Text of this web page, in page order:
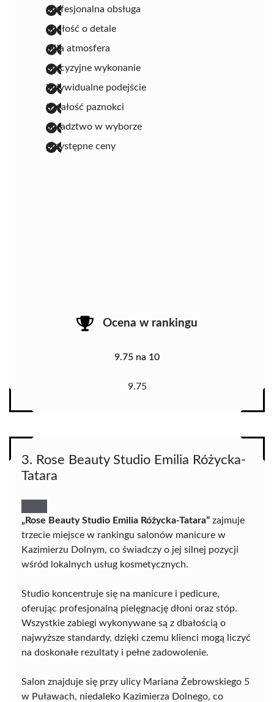
profesjonalna obsługa
dbałość o detale
miła atmosfera
precyzyjne wykonanie
indywidualne podejście
trwałość paznokci
doradztwo w wyborze
przystępne ceny
Ocena w rankingu
9.75 na 10
9.75
3. Rose Beauty Studio Emilia Różycka-
Tatara
„Rose Beauty Studio Emilia Różycka-Tatara” zajmuje
trzecie miejsce w rankingu salonów manicure w
Kazimierzu Dolnym, co świadczy o jej silnej pozycji
wśród lokalnych usług kosmetycznych.
Studio koncentruje się na manicure i pedicure,
oferując profesjonalną pielęgnację dłoni oraz stóp.
Wszystkie zabiegi wykonywane są z dbałością o
najwyższe standardy, dzięki czemu klienci mogą liczyć
na doskonałe rezultaty i pełne zadowolenie.
Salon znajduje się przy ulicy Mariana Żebrowskiego 5
w Puławach, niedaleko Kazimierza Dolnego, co